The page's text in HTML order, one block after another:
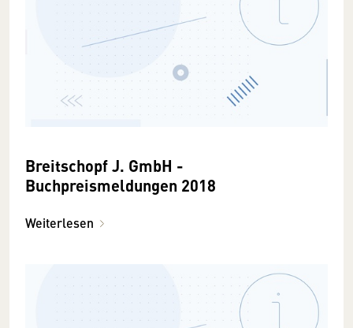
Breitschopf J. GmbH -
Buchpreismeldungen 2018
Weiterlesen